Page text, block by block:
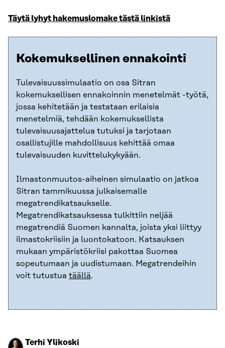
Täytä lyhyt hakemuslomake tästä linkistä
Kokemuksellinen ennakointi
Tulevaisuussimulaatio on osa Sitran
kokemuksellisen ennakoinnin menetelmät -työtä,
jossa kehitetään ja testataan erilaisia
menetelmiä, tehdään kokemuksellista
tulevaisuusajattelua tutuksi ja tarjotaan
osallistujille mahdollisuus kehittää omaa
tulevaisuuden kuvittelukykyään.
Ilmastonmuutos-aiheinen simulaatio on jatkoa
Sitran tammikuussa julkaisemalle
megatrendikatsaukselle.
Megatrendikatsauksessa tulkittiin neljää
megatrendiä Suomen kannalta, joista yksi liittyy
ilmastokriisiin ja luontokatoon. Katsauksen
mukaan ympäristökriisi pakottaa Suomea
sopeutumaan ja uudistumaan. Megatrendeihin
voit tutustua täällä.
Terhi Ylikoski